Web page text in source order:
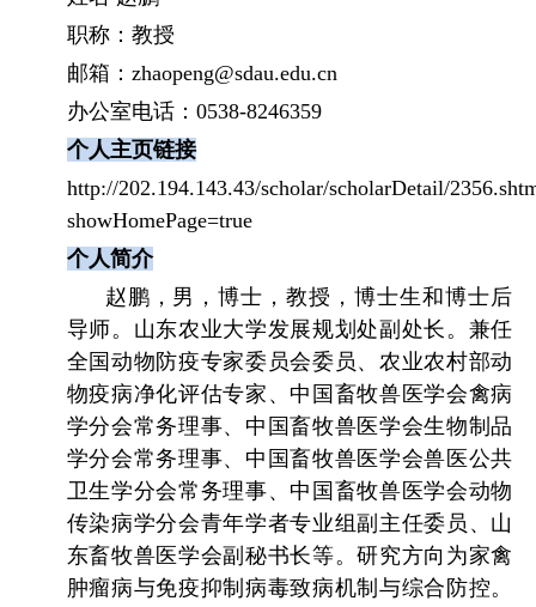
职称：教授
邮箱： zhaopeng@sdau.edu.cn
办公室电话： 0538-8246359
个人主页链接
http://202.194.143.43/scholar/scholarDetail/
showHomePage=true
个人简介
赵鹏，男，博士，教授，博士生和博士后
导师。山东农业大学发展规划处副处长。兼任
全国动物防疫专家委员会委员、农业农村部动
物疫病净化评估专家、中国畜牧兽医学会禽病
学分会常务理事、中国畜牧兽医学会生物制品
学分会常务理事、中国畜牧兽医学会兽医公共
卫生学分会常务理事、中国畜牧兽医学会动物
传染病学分会青年学者专业组副主任委员、山
东畜牧兽医学会副秘书长等。研究方向为家禽
肿瘤病与免疫抑制病毒致病机制与综合防控。